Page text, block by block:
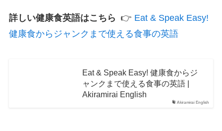
詳しい健康食英語はこちら 👉 Eat & Speak Easy!
健康食からジャンクまで使える食事の英語
Akiramirai English
Eat & Speak Easy! 健康食からジ
ャンクまで使える食事の英語 |
Akiramirai English